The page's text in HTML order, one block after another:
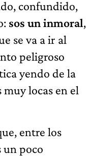
confundido,
sos un inmoral,
se va a ir al
peligroso
yendo de la
locas en el
entre los
un poco